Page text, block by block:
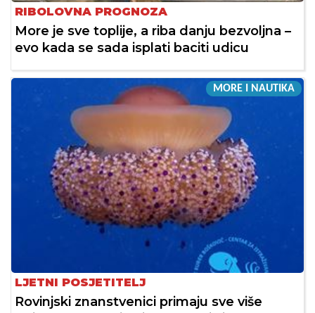
RIBOLOVNA PROGNOZA
More je sve toplije, a riba danju bezvoljna –
evo kada se sada isplati baciti udicu
MORE I NAUTIKA
LJETNI POSJETITELJ
Rovinjski znanstvenici primaju sve više